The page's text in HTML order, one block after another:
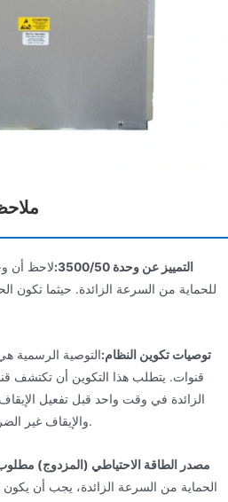
التمييز عن وحدة 3500/50:
للحماية من السرعة الزائدة. حيثما تكون
توصيات تكوين النظام:
قنوات. يتطلب هذا التكوين أن تكتشف
الزائدة في وقت واحد قبل تفعيل
والإيقاف غير الضروري، ويوفر أقصى درجات الأمان.
مصدر الطاقة الاحتياطي (المزدوج)